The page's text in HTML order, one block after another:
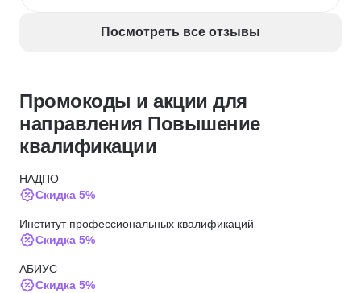
Посмотреть все отзывы
Промокоды и акции для
направления Повышение
квалификации
НАДПО
Скидка 5%
Институт профессиональных квалификаций
Скидка 5%
АБИУС
Скидка 5%